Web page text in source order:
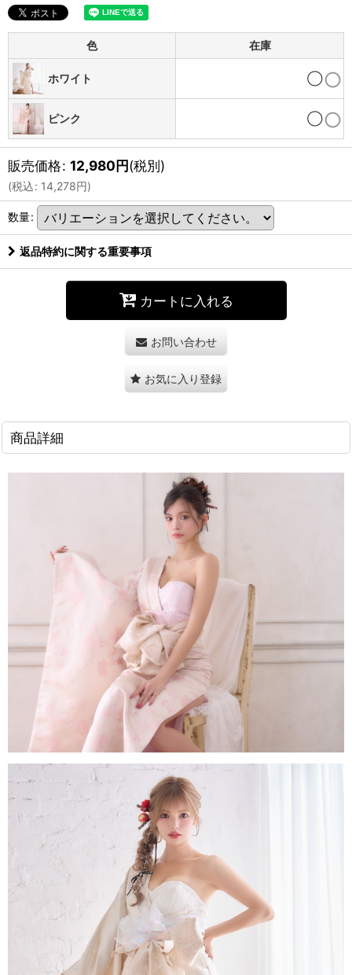
色 在庫
ホワイト ◯
ピンク ◯
販売価格: 12,980円(税別)
(税込: 14,278円)
数量:
返品特約に関する重要事項
カートに入れる
お問い合わせ
お気に入り登録
商品詳細